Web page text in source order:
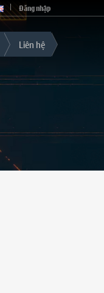
Đăng nhập
Liên hệ